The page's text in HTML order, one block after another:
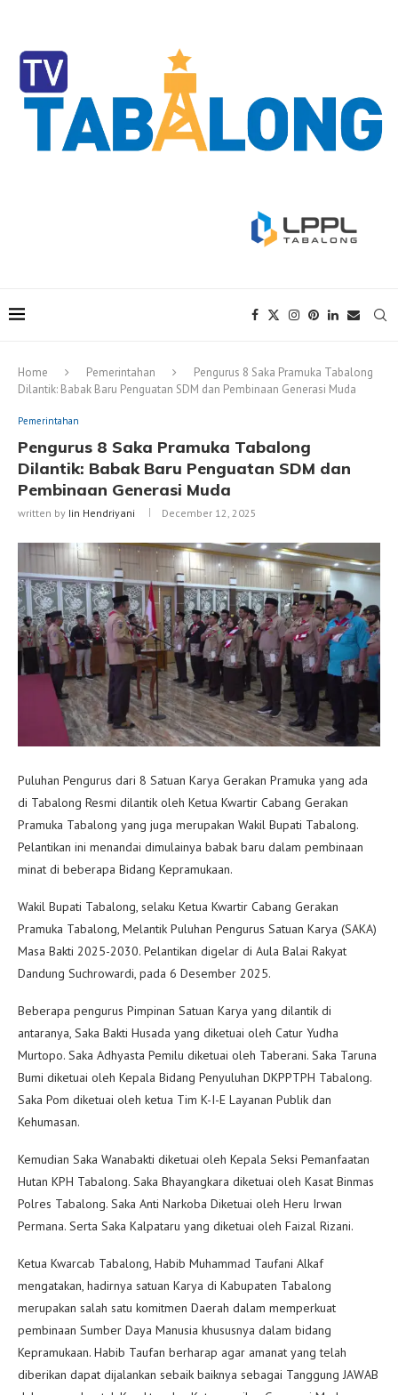
Home Pemerintahan
Pengurus 8 Saka Pramuka Tabalong
Dilantik: Babak Baru Penguatan SDM dan Pembinaan Generasi Muda
Pemerintahan
Pengurus 8 Saka Pramuka Tabalong
Dilantik: Babak Baru Penguatan SDM dan
Pembinaan Generasi Muda
written by Iin Hendriyani December 12, 2025
Puluhan Pengurus dari 8 Satuan Karya Gerakan Pramuka yang ada
di Tabalong Resmi dilantik oleh Ketua Kwartir Cabang Gerakan
Pramuka Tabalong yang juga merupakan Wakil Bupati Tabalong.
Pelantikan ini menandai dimulainya babak baru dalam pembinaan
minat di beberapa Bidang Kepramukaan.
Wakil Bupati Tabalong, selaku Ketua Kwartir Cabang Gerakan
Pramuka Tabalong, Melantik Puluhan Pengurus Satuan Karya (SAKA)
Masa Bakti 2025-2030. Pelantikan digelar di Aula Balai Rakyat
Dandung Suchrowardi, pada 6 Desember 2025.
Beberapa pengurus Pimpinan Satuan Karya yang dilantik di
antaranya, Saka Bakti Husada yang diketuai oleh Catur Yudha
Murtopo. Saka Adhyasta Pemilu diketuai oleh Taberani. Saka Taruna
Bumi diketuai oleh Kepala Bidang Penyuluhan DKPPTPH Tabalong.
Saka Pom diketuai oleh ketua Tim K-I-E Layanan Publik dan
Kehumasan.
Kemudian Saka Wanabakti diketuai oleh Kepala Seksi Pemanfaatan
Hutan KPH Tabalong. Saka Bhayangkara diketuai oleh Kasat Binmas
Polres Tabalong. Saka Anti Narkoba Diketuai oleh Heru Irwan
Permana. Serta Saka Kalpataru yang diketuai oleh Faizal Rizani.
Ketua Kwarcab Tabalong, Habib Muhammad Taufani Alkaf
mengatakan, hadirnya satuan Karya di Kabupaten Tabalong
merupakan salah satu komitmen Daerah dalam memperkuat
pembinaan Sumber Daya Manusia khususnya dalam bidang
Kepramukaan. Habib Taufan berharap agar amanat yang telah
diberikan dapat dijalankan sebaik baiknya sebagai Tanggung JAWAB